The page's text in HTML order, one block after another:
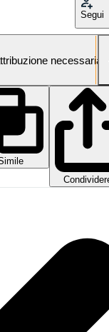
Segui
necessaria